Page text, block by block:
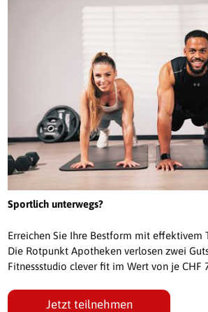
Sportlich unterwegs?
Erreichen Sie Ihre Bestform mit effektivem
Die Rotpunkt Apotheken verlosen zwei
Fitnessstudio clever fit im Wert von je CHF
Jetzt teilnehmen